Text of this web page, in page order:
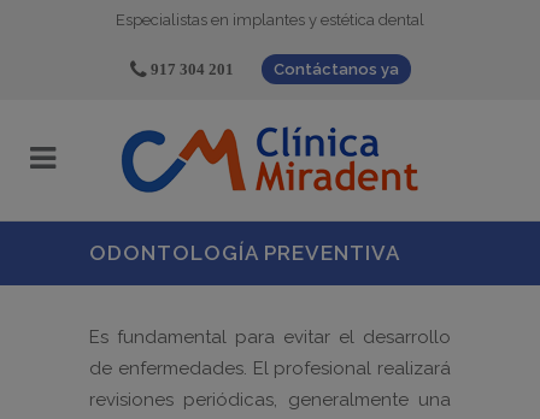
Especialistas en implantes y estética dental
917 304 201 Contáctanos ya
ODONTOLOGÍA PREVENTIVA
Es fundamental para evitar el desarrollo
de enfermedades. El profesional realizará
revisiones periódicas, generalmente una